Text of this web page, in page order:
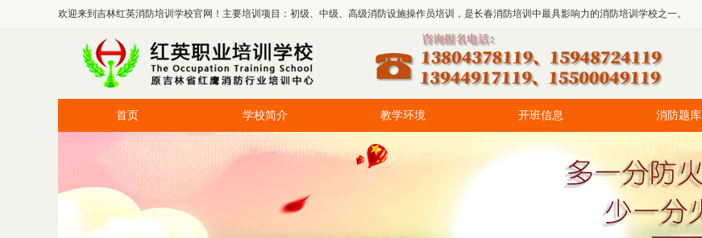
欢迎来到吉林红英消防培训学校官网！主要培训项目：初级、中级、高级消防设施操作员培训，是长春消防培训中最具影响力的消防培训学校之一。
首页 学校简介 教学环境 开班信息 消防题库